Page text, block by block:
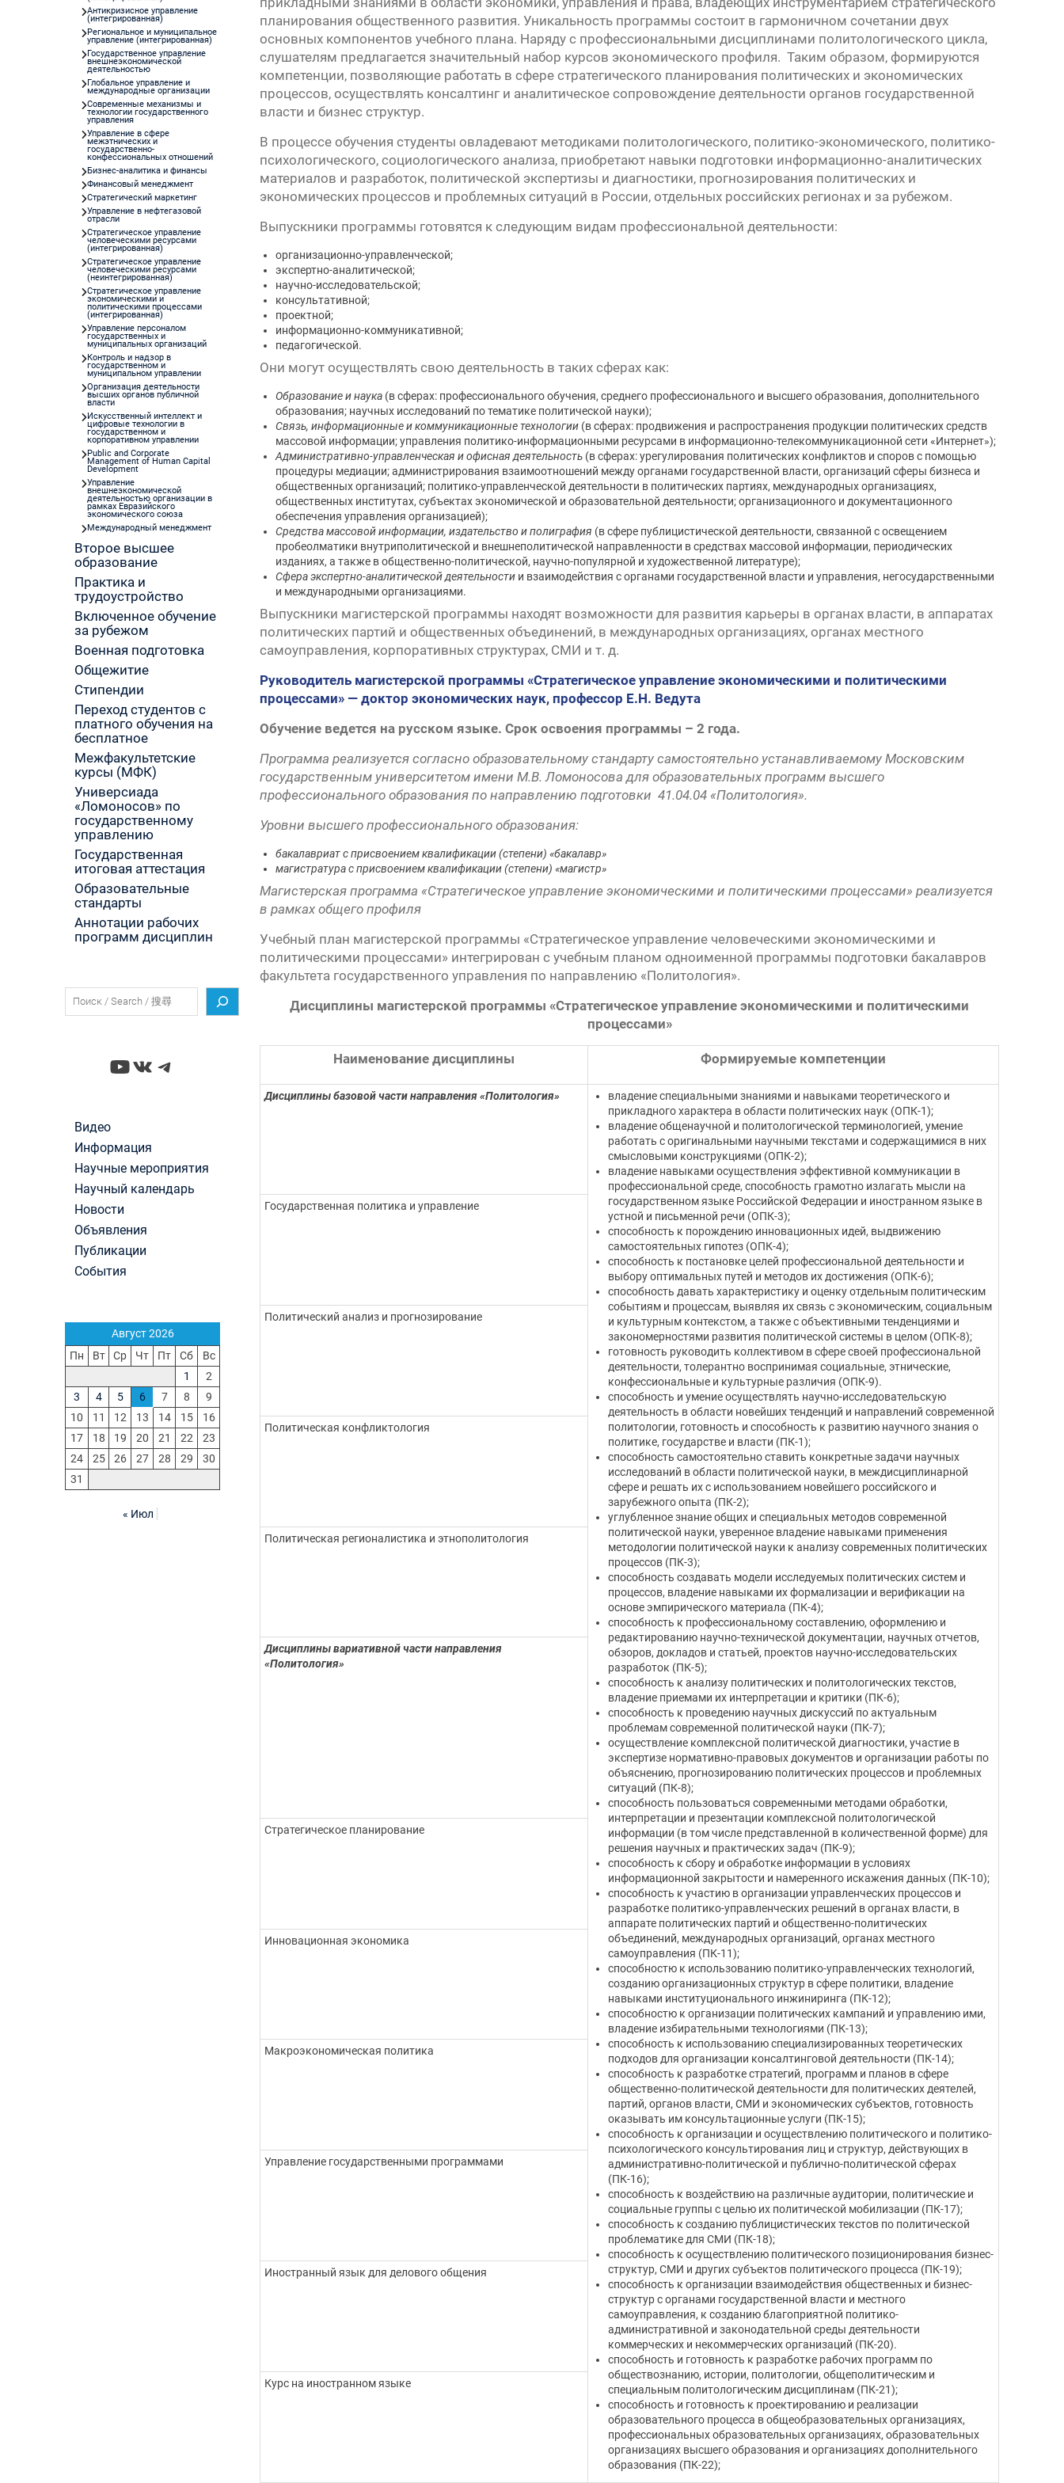
Первый канал, 27.07.2026. Часть 1-2
Конкурсные списки лиц, прошедших
вступительные испытания в МГУ имени
М.В.Ломоносова в 2026 году по каждому конкурсу
(ранжированные списки поступающих)
Вячеслав Никонов в программе «Большая игра» —
Первый канал, 24.07.2026. Часть 1-2
Вниманию абитуриентов бакалавриата! Открыта
онлайн-запись на заключение договора на
обучение
Вячеслав Никонов в программе «Большая игра»
— Первый канал, 05.08.2026. Часть 1-3
планирования общественного развития. Уникальность программы состоит в гармоничном сочетании двух
основных компонентов учебного плана. Наряду с профессиональными дисциплинами политологического цикла,
слушателям предлагается значительный набор курсов экономического профиля. Таким образом, формируются
компетенции, позволяющие работать в сфере стратегического планирования политических и экономических
процессов, осуществлять консалтинг и аналитическое сопровождение деятельности органов государственной
власти и бизнес структур.
В процессе обучения студенты овладевают методиками политологического, политико-экономического, политико-
психологического, социологического анализа, приобретают навыки подготовки информационно-аналитических
материалов и разработок, политической экспертизы и диагностики, прогнозирования политических и
экономических процессов и проблемных ситуаций в России, отдельных российских регионах и за рубежом.
Выпускники программы готовятся к следующим видам профессиональной деятельности:
организационно-управленческой;
экспертно-аналитической;
научно-исследовательской;
консультативной;
проектной;
информационно-коммуникативной;
педагогической.
Они могут осуществлять свою деятельность в таких сферах как:
Образование и наука (в сферах: профессионального обучения, среднего профессионального и высшего образования, дополнительного
образования; научных исследований по тематике политической науки);
Связь, информационные и коммуникационные технологии (в сферах: продвижения и распространения продукции политических средств
массовой информации; управления политико-информационными ресурсами в информационно-телекоммуникационной сети «Интернет»);
Административно-управленческая и офисная деятельность (в сферах: урегулирования политических конфликтов и споров с помощью
процедуры медиации; администрирования взаимоотношений между органами государственной власти, организаций сферы бизнеса и
общественных организаций; политико-управленческой деятельности в политических партиях, международных организациях,
общественных институтах, субъектах экономической и образовательной деятельности; организационного и документационного
обеспечения управления организацией);
Средства массовой информации, издательство и полиграфия (в сфере публицистической деятельности, связанной с освещением
пробеолматики внутриполитической и внешнеполитической направленности в средствах массовой информации, периодических
изданиях, а также в общественно-политической, научно-популярной и художественной литературе);
Сфера экспертно-аналитической деятельности и взаимодействия с органами государственной власти и управления, негосударственными
и международными организациями.
Выпускники магистерской программы находят возможности для развития карьеры в органах власти, в аппаратах
политических партий и общественных объединений, в международных организациях, органах местного
самоуправления, корпоративных структурах, СМИ и т. д.
Руководитель магистерской программы «Стратегическое управление экономическими и политическими
процессами» — доктор экономических наук, профессор Е.Н. Ведута
Обучение ведется на русском языке. Срок освоения программы – 2 года.
Программа реализуется согласно образовательному стандарту самостоятельно устанавливаемому Московским
государственным университетом имени М.В. Ломоносова для образовательных программ высшего
профессионального образования по направлению подготовки 41.04.04 «Политология».
Уровни высшего профессионального образования:
бакалавриат с присвоением квалификации (степени) «бакалавр»
магистратура с присвоением квалификации (степени) «магистр»
Магистерская программа «Стратегическое управление экономическими и политическими процессами» реализуется
в рамках общего профиля
Учебный план магистерской программы «Стратегическое управление человеческими экономическими и
политическими процессами» интегрирован с учебным планом одноименной программы подготовки бакалавров
факультета государственного управления по направлению «Политология».
Дисциплины магистерской программы «Стратегическое управление экономическими и политическими
процессами»
Наименование дисциплины Формируемые компетенции
Дисциплины базовой части направления «Политология»
владение специальными знаниями и навыками теоретического и
прикладного характера в области политических наук (ОПК-1);
владение общенаучной и политологической терминологией, умение
работать с оригинальными научными текстами и содержащимися в них
смысловыми конструкциями (ОПК-2);
владение навыками осуществления эффективной коммуникации в
профессиональной среде, способность грамотно излагать мысли на
государственном языке Российской Федерации и иностранном языке в
устной и письменной речи (ОПК-3);
способность к порождению инновационных идей, выдвижению
самостоятельных гипотез (ОПК-4);
способность к постановке целей профессиональной деятельности и
выбору оптимальных путей и методов их достижения (ОПК-6);
способность давать характеристику и оценку отдельным политическим
событиям и процессам, выявляя их связь с экономическим, социальным
и культурным контекстом, а также с объективными тенденциями и
закономерностями развития политической системы в целом (ОПК-8);
готовность руководить коллективом в сфере своей профессиональной
деятельности, толерантно воспринимая социальные, этнические,
конфессиональные и культурные различия (ОПК-9).
способность и умение осуществлять научно-исследовательскую
деятельность в области новейших тенденций и направлений современной
политологии, готовность и способность к развитию научного знания о
политике, государстве и власти (ПК-1);
способность самостоятельно ставить конкретные задачи научных
исследований в области политической науки, в междисциплинарной
сфере и решать их с использованием новейшего российского и
зарубежного опыта (ПК-2);
углубленное знание общих и специальных методов современной
политической науки, уверенное владение навыками применения
методологии политической науки к анализу современных политических
процессов (ПК-3);
способность создавать модели исследуемых политических систем и
процессов, владение навыками их формализации и верификации на
основе эмпирического материала (ПК-4);
способность к профессиональному составлению, оформлению и
редактированию научно-технической документации, научных отчетов,
обзоров, докладов и статьей, проектов научно-исследовательских
разработок (ПК-5);
способность к анализу политических и политологических текстов,
владение приемами их интерпретации и критики (ПК-6);
способность к проведению научных дискуссий по актуальным
проблемам современной политической науки (ПК-7);
осуществление комплексной политической диагностики, участие в
экспертизе нормативно-правовых документов и организации работы по
объяснению, прогнозированию политических процессов и проблемных
ситуаций (ПК-8);
способность пользоваться современными методами обработки,
интерпретации и презентации комплексной политологической
информации (в том числе представленной в количественной форме) для
решения научных и практических задач (ПК-9);
способность к сбору и обработке информации в условиях
информационной закрытости и намеренного искажения данных (ПК-10);
способность к участию в организации управленческих процессов и
разработке политико-управленческих решений в органах власти, в
аппарате политических партий и общественно-политических
объединений, международных организаций, органах местного
самоуправления (ПК-11);
способностю к использованию политико-управленческих технологий,
созданию организационных структур в сфере политики, владение
навыками институционального инжиниринга (ПК-12);
способностю к организации политических кампаний и управлению ими,
владение избирательными технологиями (ПК-13);
способность к использованию специализированных теоретических
подходов для организации консалтинговой деятельности (ПК-14);
способность к разработке стратегий, программ и планов в сфере
общественно-политической деятельности для политических деятелей,
партий, органов власти, СМИ и экономических субъектов, готовность
оказывать им консультационные услуги (ПК-15);
способность к организации и осуществлению политического и политико-
психологического консультирования лиц и структур, действующих в
административно-политической и публично-политической сферах
(ПК-16);
способность к воздействию на различные аудитории, политические и
социальные группы с целью их политической мобилизации (ПК-17);
способность к созданию публицистических текстов по политической
проблематике для СМИ (ПК-18);
способность к осуществлению политического позиционирования бизнес-
структур, СМИ и других субъектов политического процесса (ПК-19);
способность к организации взаимодействия общественных и бизнес-
структур с органами государственной власти и местного
самоуправления, к созданию благоприятной политико-
административной и законодательной среды деятельности
коммерческих и некоммерческих организаций (ПК-20).
способность и готовность к разработке рабочих программ по
обществознанию, истории, политологии, общеполитическим и
специальным политологическим дисциплинам (ПК-21);
способность и готовность к проектированию и реализации
образовательного процесса в общеобразовательных организациях,
профессиональных образовательных организациях, образовательных
организациях высшего образования и организациях дополнительного
образования (ПК-22);
Государственная политика и управление
Политический анализ и прогнозирование
Политическая конфликтология
Политическая регионалистика и этнополитология
Дисциплины вариативной части направления
«Политология»
Стратегическое планирование
Инновационная экономика
Макроэкономическая политика
Управление государственными программами
Иностранный язык для делового общения
Курс на иностранном языке
Антикризисное управление
(интегрированная)
Региональное и муниципальное
управление (интегрированная)
Государственное управление
внешнеэкономической
деятельностью
Глобальное управление и
международные организации
Современные механизмы и
технологии государственного
управления
Управление в сфере
межэтнических и
государственно-
конфессиональных отношений
Бизнес-аналитика и финансы
Финансовый менеджмент
Стратегический маркетинг
Управление в нефтегазовой
отрасли
Стратегическое управление
человеческими ресурсами
(интегрированная)
Стратегическое управление
человеческими ресурсами
(неинтегрированная)
Стратегическое управление
экономическими и
политическими процессами
(интегрированная)
Управление персоналом
государственных и
муниципальных организаций
Контроль и надзор в
государственном и
муниципальном управлении
Организация деятельности
высших органов публичной
власти
Искусственный интеллект и
цифровые технологии в
государственном и
корпоративном управлении
Public and Corporate
Management of Human Capital
Development
Управление
внешнеэкономической
деятельностью организации в
рамках Евразийского
экономического союза
Международный менеджмент
Второе высшее
образование
Практика и
трудоустройство
Включенное обучение
за рубежом
Военная подготовка
Общежитие
Стипендии
Переход студентов с
платного обучения на
бесплатное
Межфакультетские
курсы (МФК)
Универсиада
«Ломоносов» по
государственному
управлению
Государственная
итоговая аттестация
Образовательные
стандарты
Аннотации рабочих
программ дисциплин
YouTube
ВКонтакте
Telegram
Видео
Информация
Научные мероприятия
Научный календарь
Новости
Объявления
Публикации
События
Август 2026
Пн
Вт Ср Чт Пт Сб
Вс
1
2
3
4 5 6 7 8
9
10
11 12 13 14 15
16
17
18 19 20 21 22
23
24
25 26 27 28 29
30
31
« Июл